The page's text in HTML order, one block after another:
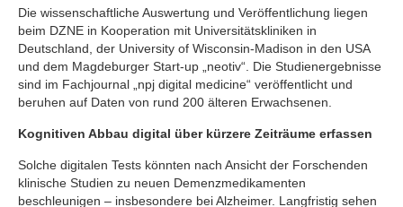
Die wissenschaftliche Auswertung und Veröffentlichung liegen
beim DZNE in Kooperation mit Universitätskliniken in
Deutschland, der University of Wisconsin-Madison in den USA
und dem Magdeburger Start-up „neotiv“. Die Studienergebnisse
sind im Fachjournal „npj digital medicine“ veröffentlicht und
beruhen auf Daten von rund 200 älteren Erwachsenen.
Kognitiven Abbau digital über kürzere Zeiträume erfassen
Solche digitalen Tests könnten nach Ansicht der Forschenden
klinische Studien zu neuen Demenzmedikamenten
beschleunigen – insbesondere bei Alzheimer. Langfristig sehen